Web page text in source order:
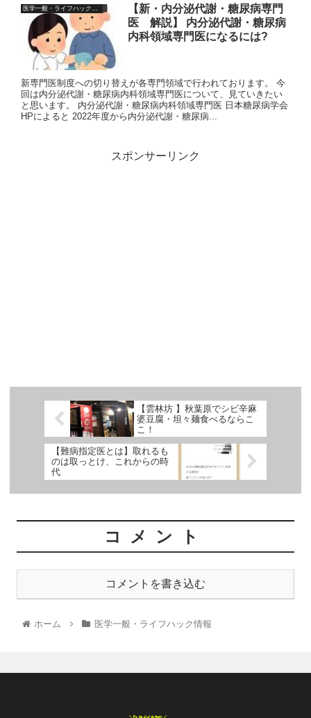
医学一般・ライフハック情報
【新・内分泌代謝・糖尿病専門
医 解説】 内分泌代謝・糖尿病
内科領域専門医になるには?
新専門医制度への切り替えが各専門領域で行われております。 今
回は内分泌代謝・糖尿病内科領域専門医について、見ていきたい
と思います。 内分泌代謝・糖尿病内科領域専門医 日本糖尿病学会
HPによると 2022年度から内分泌代謝・糖尿病...
スポンサーリンク
【雲林坊 】秋葉原でシビ辛麻
婆豆腐・坦々麺食べるならこ
こ！
【難病指定医とは】取れるも
のは取っとけ、これからの時
代
コメント
コメントを書き込む
ホーム 医学一般・ライフハック情報